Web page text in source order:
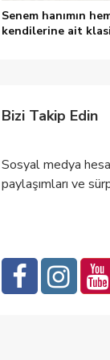
Senem hanımın
kendilerine ait
Bizi Takip Edin
Sosyal medya
paylaşımları ve